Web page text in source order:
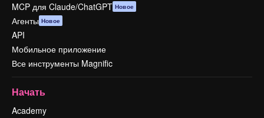
MCP для Claude/ChatGPT Новое
Агенты Новое
API
Мобильное приложение
Все инструменты Magnific
Начать
Academy